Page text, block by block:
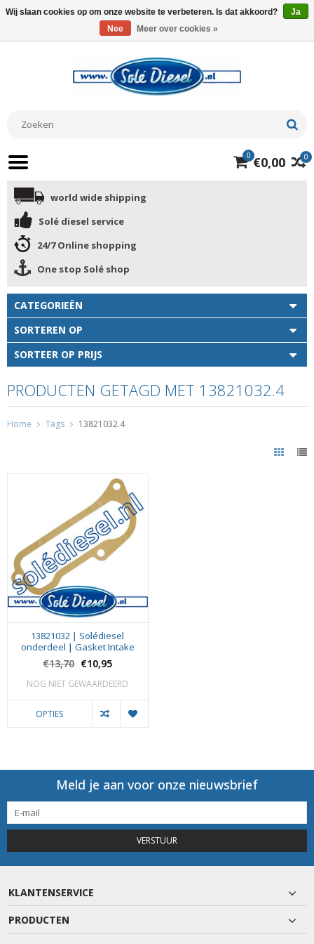
0
0 €0,00
world wide shipping
Solé diesel service
24/7 Online shopping
One stop Solé shop
CATEGORIEËN
SORTEREN OP
SORTEER OP PRIJS
PRODUCTEN GETAGD MET 13821032.4
Home Tags 13821032.4
13821032 | Solédiesel
onderdeel | Gasket Intake
€13,70 €10,95
NOG NIET GEWAARDEERD
OPTIES
Meld je aan voor onze nieuwsbrief
VERSTUUR
KLANTENSERVICE
PRODUCTEN
Wij slaan cookies op om onze website te verbeteren. Is dat akkoord?
Ja
Nee
Meer over cookies »